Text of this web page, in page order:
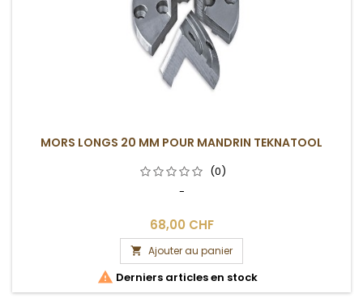
MORS LONGS 20 MM POUR MANDRIN TEKNATOOL
(0)
-
68,00 CHF
 Ajouter au panier
 Derniers articles en stock